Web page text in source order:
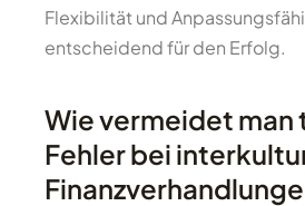
Flexibilität und
entscheidend für den Erfolg.
Wie vermeidet man
Fehler bei